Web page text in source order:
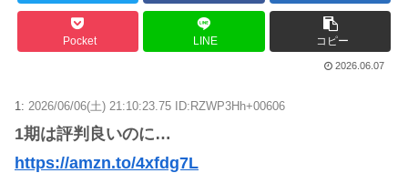
Pocket LINE コピー
2026.06.07
1: 2026/06/06(土) 21:10:23.75 ID:RZWP3Hh+00606
1期は評判良いのに…
https://amzn.to/4xfdg7L